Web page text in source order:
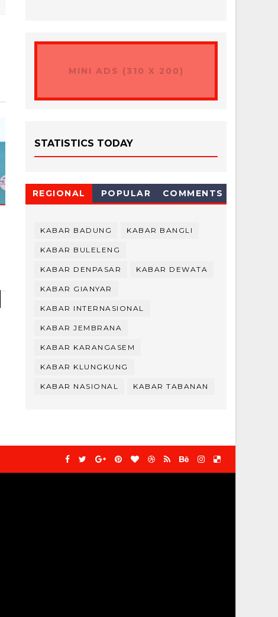
MINI ADS (310 X 200)
STATISTICS TODAY
REGIONAL POPULAR COMMENTS
KABAR BADUNG KABAR BANGLI
KABAR BULELENG
KABAR DENPASAR KABAR DEWATA
KABAR GIANYAR
KABAR INTERNASIONAL
KABAR JEMBRANA
KABAR KARANGASEM
KABAR KLUNGKUNG
KABAR NASIONAL KABAR TABANAN